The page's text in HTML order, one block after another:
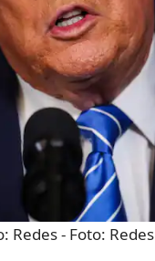
Redes- Foto: Redes